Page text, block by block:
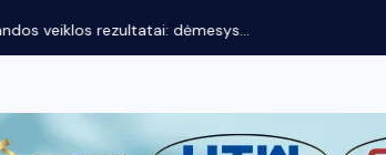
dėmesys...